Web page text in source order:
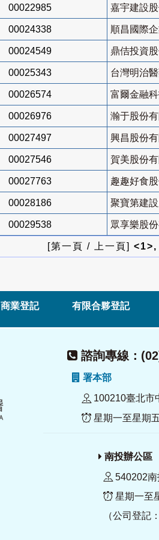
00022985 嘉宇建設
00024338 順昌國際
00024549 鼎佶投資
00025343 台灣明治
00026574 富爾金融
00026976 瀚于股份
00027497 興昌股份
00027546 賀美股份
00027763 趣趣好食
00028186 聚寶第建
00029538 眾享樂股
[第一頁 / 上一頁] <1>,
商業登記 有限合夥登記
諮詢專線：
署本部
100210臺北市
星期一至星期
南投辦公區
540202
星期一至
（公司登記